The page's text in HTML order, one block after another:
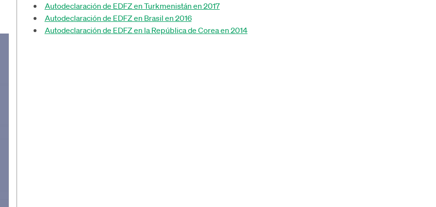
Autodeclaración de EDFZ en Turkmenistán en 2017
Autodeclaración de EDFZ en Brasil en 2016
Autodeclaración de EDFZ en la República de Corea en 2014